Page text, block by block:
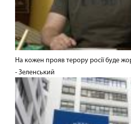
На кожен прояв терору росії буде
- Зеленський